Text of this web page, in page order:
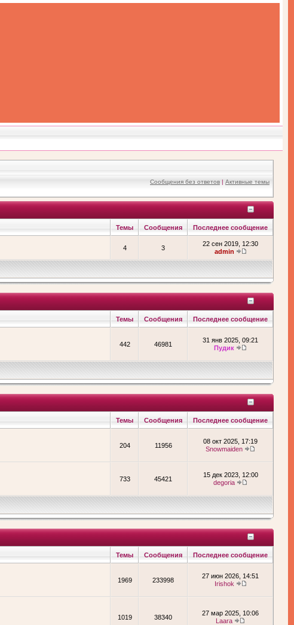
Сообщения без ответов | Активные темы
Темы Сообщения Последнее сообщение
4 3
22 сен 2019, 12:30
admin
Темы Сообщения Последнее сообщение
442 46981
31 янв 2025, 09:21
Пудик
Темы Сообщения Последнее сообщение
204 11956
08 окт 2025, 17:19
Snowmaiden
733 45421
15 дек 2023, 12:00
degoria
Темы Сообщения Последнее сообщение
1969 233998
27 июн 2026, 14:51
Irishok
1019 38340
27 мар 2025, 10:06
Laara